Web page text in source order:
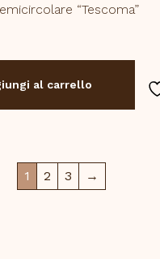
“Tescoma”
al carrello
1 2 3 →